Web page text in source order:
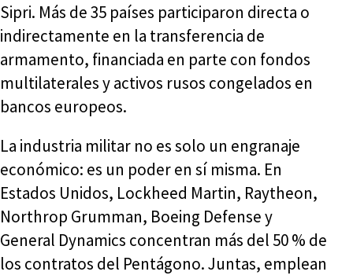
Sipri. Más de 35 países participaron directa o
indirectamente en la transferencia de
armamento, financiada en parte con fondos
multilaterales y activos rusos congelados en
bancos europeos.
La industria militar no es solo un engranaje
económico: es un poder en sí misma. En
Estados Unidos, Lockheed Martin, Raytheon,
Northrop Grumman, Boeing Defense y
General Dynamics concentran más del 50 % de
los contratos del Pentágono. Juntas, emplean